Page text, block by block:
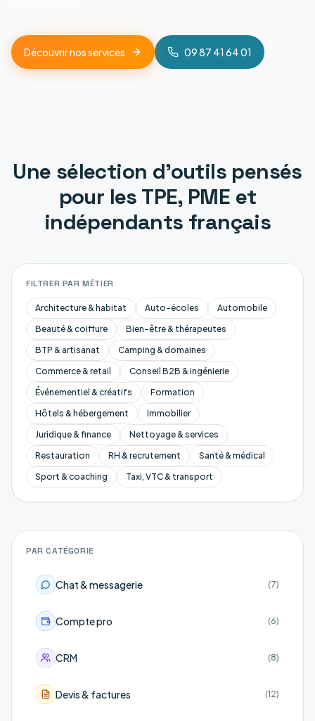
Découvrir nos services 09 87 41 64 01
Une sélection d'outils pensés
pour les TPE, PME et
indépendants français
FILTRER PAR MÉTIER
Architecture & habitat Auto-écoles
Automobile
Beauté & coiffure
Bien-être & thérapeutes
BTP & artisanat
Camping & domaines
Commerce & retail
Conseil B2B & ingénierie
Événementiel & créatifs
Formation
Hôtels & hébergement
Immobilier
Juridique & finance
Nettoyage & services
Restauration
RH & recrutement
Santé & médical
Sport & coaching
Taxi, VTC & transport
PAR CATÉGORIE
Chat & messagerie (7)
Compte pro (6)
CRM (8)
Devis & factures (12)